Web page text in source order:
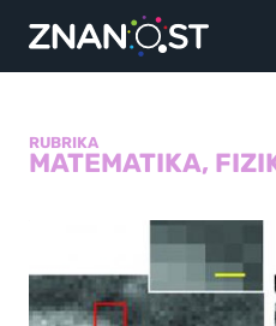
RUBRIKA
MATEMATIKA,